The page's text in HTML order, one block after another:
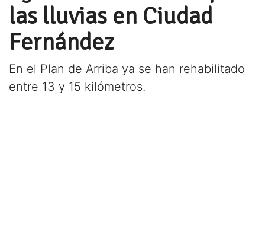
las lluvias en Ciudad
Fernández
En el Plan de Arriba ya se han rehabilitado
entre 13 y 15 kilómetros.